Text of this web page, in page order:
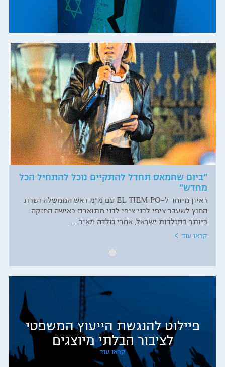
"ביום שחמאס תחדל להתקיים נוכל להתחיל הכל
מחדש"
ראיון מיוחד ל-EL TIEM PO עם מ"מ ראש הממשלה ושרת
החוץ לשעבר ציפי לבני ציפי לבני מתוארת כאישה החזקה
ביותר בתולדות ישראל, אחרי גולדה מאיר. ...
קראו עוד
פיילוט להנגשת הייעוץ המשפטי
לציבור הבלתי מיוצגים
קראו עוד